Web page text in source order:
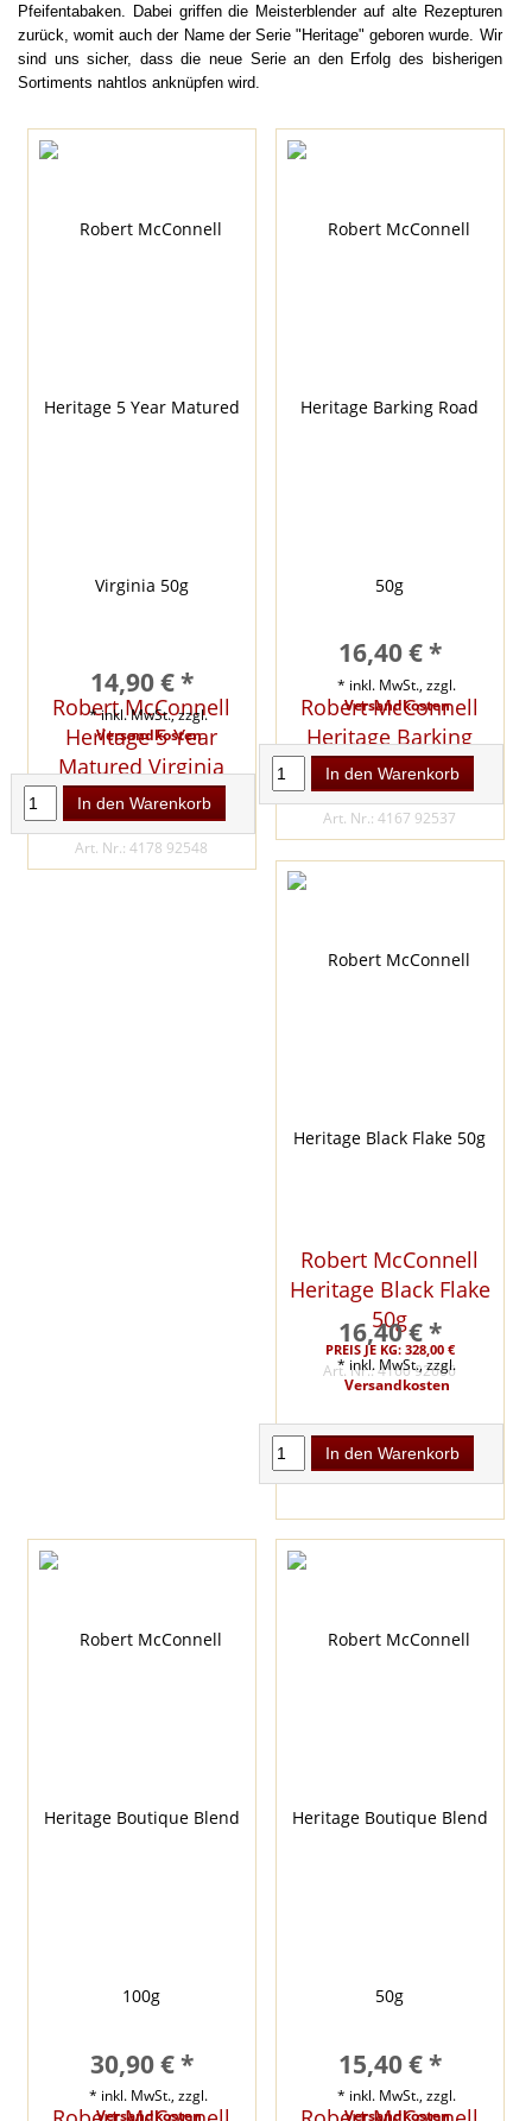
Pfeifentabaken. Dabei griffen die Meisterblender auf alte Rezepturen
zurück, womit auch der Name der Serie "Heritage" geboren wurde. Wir
sind uns sicher, dass die neue Serie an den Erfolg des bisherigen
Sortiments nahtlos anknüpfen wird.
Robert McConnell
Heritage 5 Year
Matured Virginia
50g
PREIS JE KG: 298,00 €
Art. Nr.: 4178 92548
14,90 € *
* inkl. MwSt., zzgl.
Versandkosten
In den Warenkorb
Robert McConnell
Heritage Barking
Road 50g
PREIS JE KG: 328,00 €
Art. Nr.: 4167 92537
16,40 € *
* inkl. MwSt., zzgl.
Versandkosten
In den Warenkorb
Robert McConnell
Heritage Black Flake
50g
PREIS JE KG: 328,00 €
Art. Nr.: 4160 92606
16,40 € *
* inkl. MwSt., zzgl.
Versandkosten
In den Warenkorb
30,90 € *
* inkl. MwSt., zzgl.
Versandkosten
15,40 € *
* inkl. MwSt., zzgl.
Versandkosten